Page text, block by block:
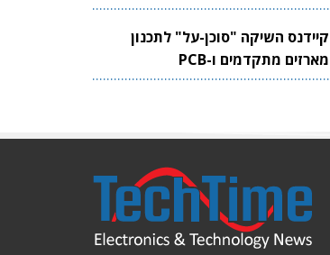
לשבבים
קיידנס השיקה "סוכן-על" לתכנון
מארזים מתקדמים ו-PCB